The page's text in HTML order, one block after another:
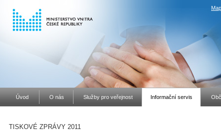
Úvod O nás Služby pro veřejnost Informační servis
TISKOVÉ ZPRÁVY 2011